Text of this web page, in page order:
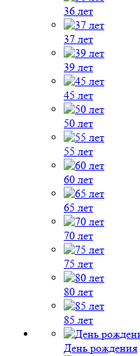
36 лет
37 лет
39 лет
45 лет
50 лет
55 лет
60 лет
65 лет
70 лет
75 лет
80 лет
85 лет
День рождения